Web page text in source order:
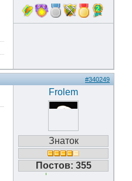
2
#340249
Frolem
Знаток
Постов: 355